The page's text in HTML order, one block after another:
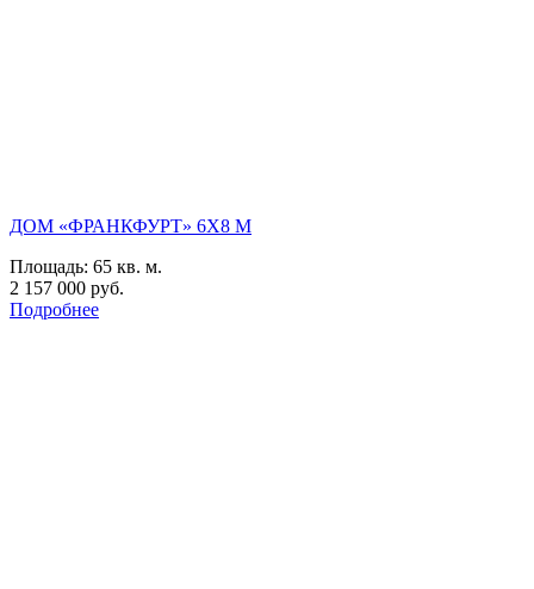
ДОМ «ФРАНКФУРТ» 6Х8 М
Площадь: 65 кв. м.
2 157 000 руб.
Подробнее